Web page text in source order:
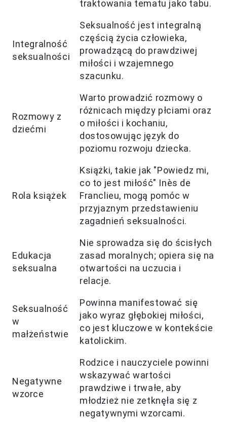
traktowania tematu jako tabu.
Integralność
seksualności
Seksualność jest integralną
częścią życia człowieka,
prowadzącą do prawdziwej
miłości i wzajemnego
szacunku.
Rozmowy z
dziećmi
Warto prowadzić rozmowy o
różnicach między płciami oraz
o miłości i kochaniu,
dostosowując język do
poziomu rozwoju dziecka.
Rola książek
Książki, takie jak "Powiedz mi,
co to jest miłość" Inès de
Franclieu, mogą pomóc w
przyjaznym przedstawieniu
zagadnień seksualności.
Edukacja
seksualna
Nie sprowadza się do ścisłych
zasad moralnych; opiera się na
otwartości na uczucia i
relacje.
Seksualność
w
małżeństwie
Powinna manifestować się
jako wyraz głębokiej miłości,
co jest kluczowe w kontekście
katolickim.
Negatywne
wzorce
Rodzice i nauczyciele powinni
wskazywać wartości
prawdziwe i trwałe, aby
młodzież nie zetknęła się z
negatywnymi wzorcami.